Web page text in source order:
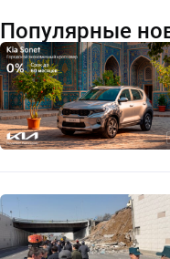
Популярные